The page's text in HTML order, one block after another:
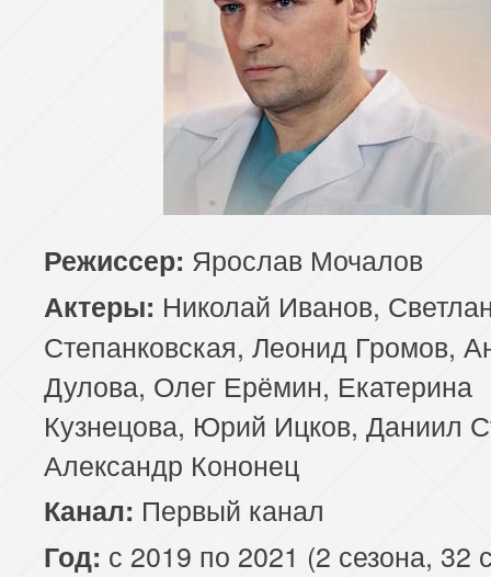
Режиссер: Ярослав Мочалов
Актеры: Николай Иванов,
Степанковская, Леонид Громов,
Дулова, Олег Ерёмин, Екатерина
Кузнецова, Юрий Ицков, Даниил
Александр Кононец
Канал: Первый канал
Год: с 2019 по 2021 (2 сезона, 32